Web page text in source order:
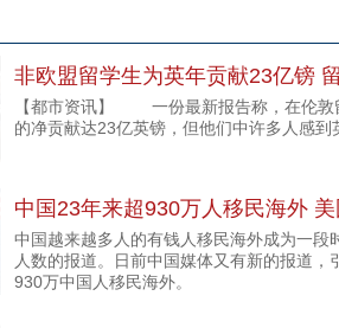
非欧盟留学生为英年贡献23亿镑
【都市资讯】 一份最新报告称，在伦敦
的净贡献达23亿英镑，但他们中许多人感到
中国23年来超930万人移民海外
中国越来越多人的有钱人移民海外成为一
人数的报道。日前中国媒体又有新的报道
930万中国人移民海外。